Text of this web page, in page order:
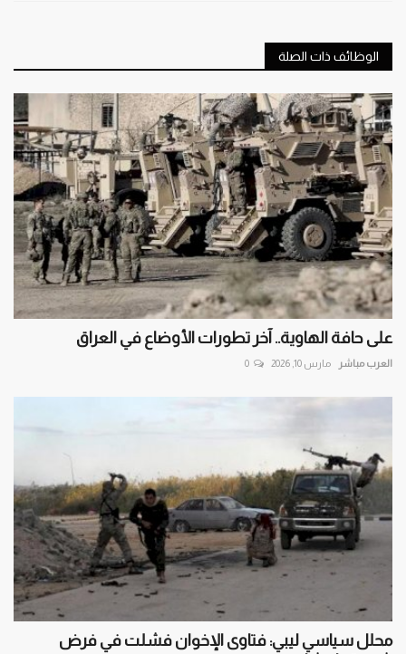
الوظائف ذات الصلة
على حافة الهاوية.. آخر تطورات الأوضاع في العراق
العرب مباشر مارس 10, 2026 0
محلل سياسي ليبي: فتاوى الإخوان فشلت في فرض